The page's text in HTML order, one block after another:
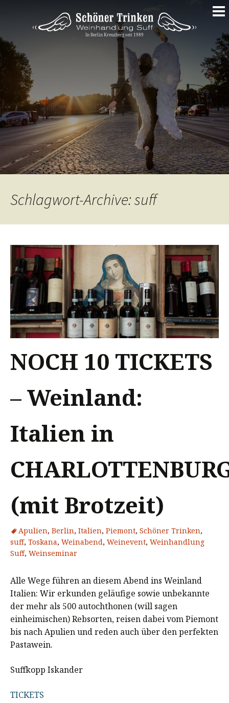
zum
Inhalt
Schlagwort-Archive: suff
NOCH 10 TICKETS
– Weinland:
Italien in
(mit Brotzeit)
Apulien, Berlin, Italien, Piemont, Schöner Trinken,
suff, Toskana, Weinabend, Weinevent, Weinhandlung
Suff, Weinseminar
Alle Wege führen an diesem Abend ins Weinland
Italien: Wir erkunden geläufige sowie unbekannte
der mehr als 500 autochthonen (will sagen
einheimischen) Rebsorten, reisen dabei vom Piemont
bis nach Apulien und reden auch über den perfekten
Pastawein.
Suffkopp Iskander
TICKETS